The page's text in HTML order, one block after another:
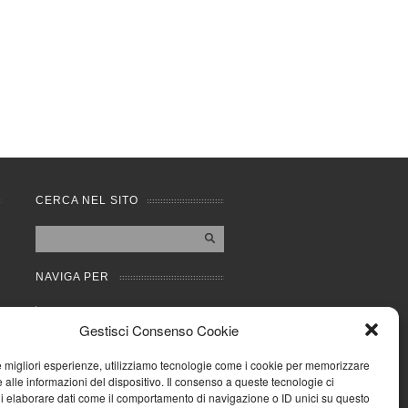
Gestisci Consenso Cookie
migliori esperienze, utilizziamo tecnologie come i cookie per memorizzare
alle informazioni del dispositivo. Il consenso a queste tecnologie ci
elaborare dati come il comportamento di navigazione o ID unici su questo
CERCA NEL SITO
NAVIGA PER
Mappa completa
Mappa categorie
Privacy Policy
Forum